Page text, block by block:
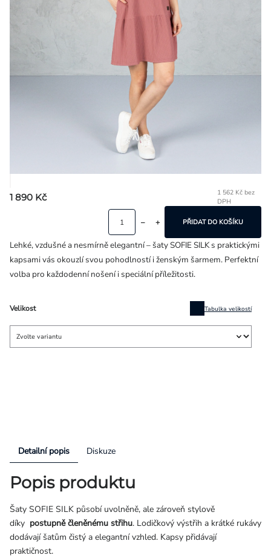
1 890 Kč
1 562 Kč bez
DPH
Velikost Tabulka velikostí
PŘIDAT DO KOŠÍKU
Lehké, vzdušné a nesmírně elegantní – šaty SOFIE SILK s praktickými
kapsami vás okouzlí svou pohodlností i ženským šarmem. Perfektní
volba pro každodenní nošení i speciální příležitosti.
Detailní popis Diskuze
Popis produktu
Šaty SOFIE SILK působí uvolněně, ale zároveň stylově
díky postupněčleněnému střihu. Lodičkový výstřih a krátké rukávy
dodávají šatům čistý a elegantní vzhled. Kapsy přidávají
praktičnost.